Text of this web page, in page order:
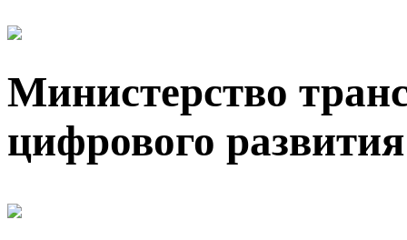
Министерство
цифрового